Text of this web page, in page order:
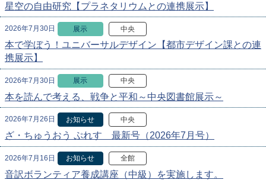
星空の自由研究【プラネタリウムとの連携展示】
2026年7月30日 展示 中央
本で学ぼう！ユニバーサルデザイン【都市デザイン課との連
携展示】
2026年7月30日 展示 中央
本を読んで考える、戦争と平和～中央図書館展示～
2026年7月26日 お知らせ 中央
ざ・ちゅうおう ぷれす 最新号（2026年7月号）
2026年7月16日 お知らせ 全館
音訳ボランティア養成講座（中級）を実施します。